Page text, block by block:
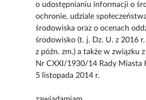
o udostępnianiu informacji o
ochronie, udziale
środowiska oraz o ocenach
środowisko (t. j. Dz. U. z 2016
z późn. zm.) a także w związku
Nr CXXI/1930/14 Rady Miasta
5 listopada 2014 r.